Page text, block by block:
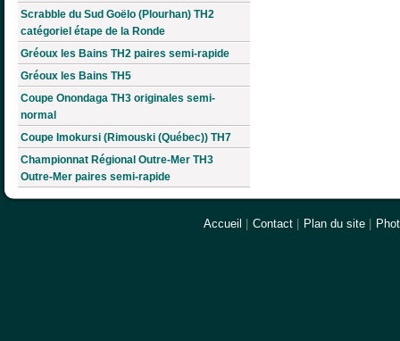
Scrabble du Sud Goëlo (Plourhan) TH2
catégoriel étape de la Ronde
Gréoux les Bains TH2 paires semi-rapide
Gréoux les Bains TH5
Coupe Onondaga TH3 originales semi-
normal
Coupe Imokursi (Rimouski (Québec)) TH7
Championnat Régional Outre-Mer TH3
Outre-Mer paires semi-rapide
Accueil Contact Plan du site